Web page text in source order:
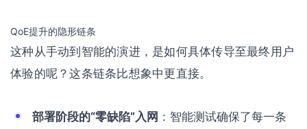
QoE提升的隐形链条
这种从手动到智能的演进，是如何具体传导至最终用户
体验的呢？这条链条比想象中更直接。
部署阶段的“零缺陷”入网 ：智能测试确保了每一条